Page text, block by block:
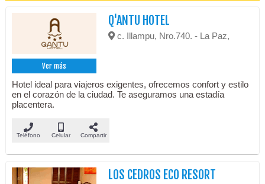
Ver más
Q'ANTU HOTEL
c. Illampu, Nro.740. - La Paz,
Hotel ideal para viajeros exigentes, ofrecemos confort y estilo
en el corazón de la ciudad. Te aseguramos una estadía
placentera.
Teléfono Celular Compartir
LOS CEDROS ECO RESORT